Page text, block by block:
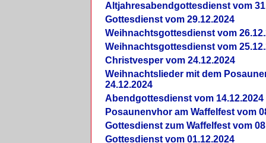
Altjahresabendgottesdienst vom
Gottesdienst vom 29.12.2024
Weihnachtsgottesdienst vom
Weihnachtsgottesdienst vom
Christvesper vom 24.12.2024
Weihnachtslieder mit dem
24.12.2024
Abendgottesdienst vom 14.12.2024
Posaunenvhor am Waffelfest vom
Gottesdienst zum Waffelfest vom
Gottesdienst vom 01.12.2024